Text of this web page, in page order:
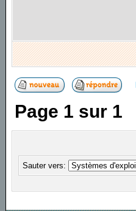
Page 1 sur 1
Sauter vers: